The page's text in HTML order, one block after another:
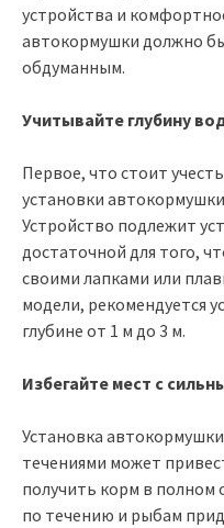
устройства и
автокормушки должно
обдуманным.
Учитывайте глубину
Первое, что стоит
установки
Устройство подлежит
достаточной для того,
своими лапками или
модели, рекомендуется
глубине от 1 м до 3 м.
Избегайте мест с
Установка
течениями может
получить корм в полном
по течению и рыбам